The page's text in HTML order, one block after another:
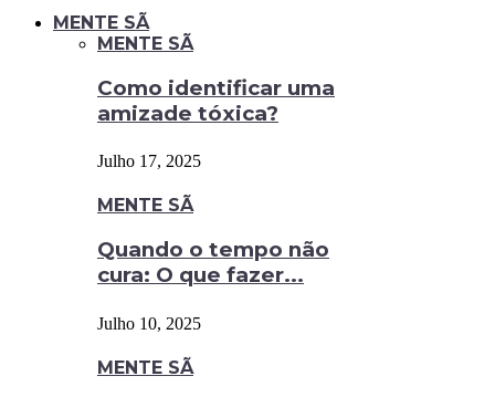
MENTE SÃ
MENTE SÃ
Como identificar uma
amizade tóxica?
Julho 17, 2025
MENTE SÃ
Quando o tempo não
cura: O que fazer...
Julho 10, 2025
MENTE SÃ